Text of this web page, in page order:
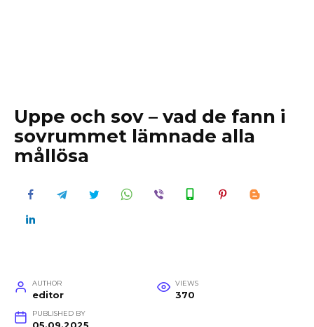
Uppe och sov – vad de fann i
sovrummet lämnade alla
mållösa
AUTHOR
editor
VIEWS
370
PUBLISHED BY